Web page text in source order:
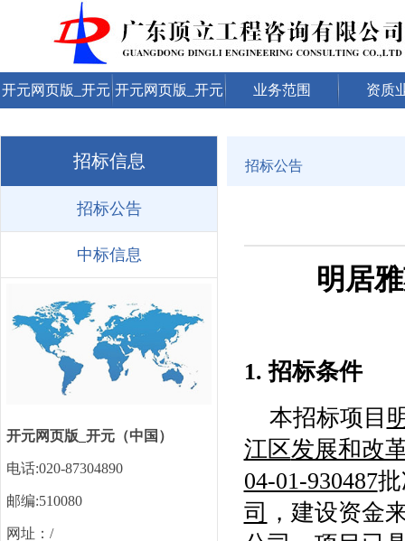
开元网页版_开元 开元网页版_开元 业务范围 资质
招标信息
招标公告
中标信息
开元网页版_开元（中国）
电话:020-87304890
邮编:510080
网址：/
招标公告
明居
1. 招标条件
本招标项目
江区发展和改
04-01-930487
司 ，建设资金